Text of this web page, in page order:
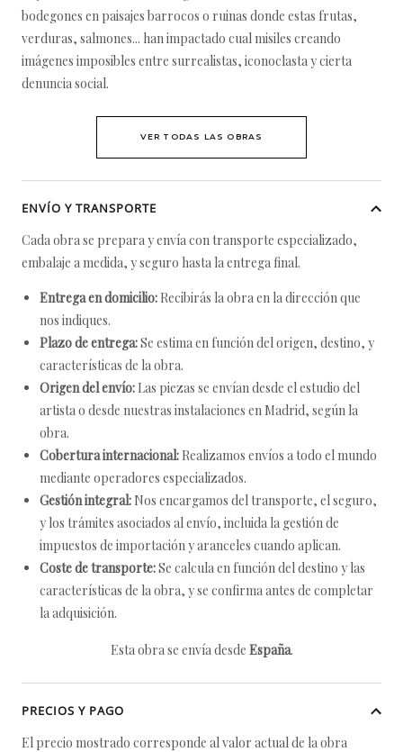
bodegones en paisajes barrocos o ruinas donde estas frutas,
verduras, salmones... han impactado cual misiles creando
imágenes imposibles entre surrealistas, iconoclasta y cierta
denuncia social.
VER TODAS LAS OBRAS
ENVÍO Y TRANSPORTE
Cada obra se prepara y envía con transporte especializado,
embalaje a medida, y seguro hasta la entrega final.
Entrega en domicilio: Recibirás la obra en la dirección que
nos indiques.
Plazo de entrega:Se estima en función del origen, destino, y
características de la obra.
Origen del envío: Las piezas se envían desde el estudio del
artista o desde nuestras instalaciones en Madrid, según la
obra.
Cobertura internacional: Realizamos envíos a todo el mundo
mediante operadores especializados.
Gestión integral: Nos encargamos del transporte, el seguro,
y los trámites asociados al envío, incluida la gestión de
impuestos de importación y aranceles cuando aplican.
Coste de transporte:Se calcula en función del destino y las
características de la obra, y se confirma antes de completar
la adquisición.
Esta obra se envía desde España.
PRECIOS Y PAGO
El precio mostrado corresponde al valor actual de la obra